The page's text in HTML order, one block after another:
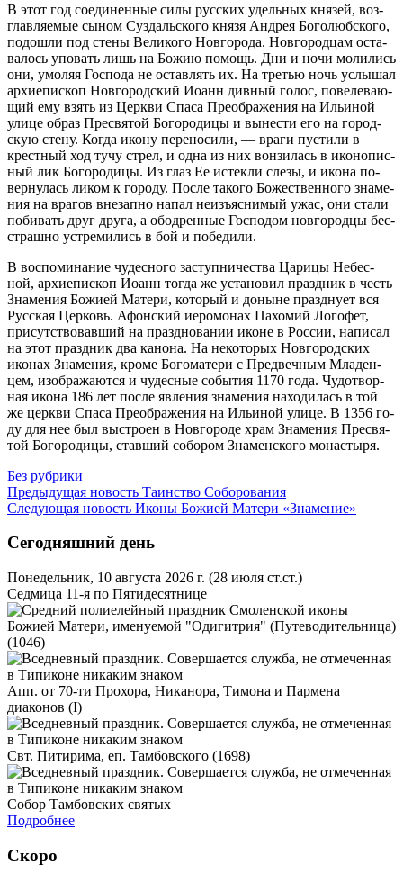
В этот год со­еди­нен­ные си­лы рус­ских удель­ных кня­зей, воз­
глав­ля­е­мые сы­ном Суз­даль­ско­го кня­зя Ан­дрея Бо­го­люб­ско­го,
по­до­шли под сте­ны Ве­ли­ко­го Нов­го­ро­да. Нов­го­род­цам оста­
ва­лось упо­вать лишь на Бо­жию по­мощь. Дни и но­чи мо­ли­лись
они, умо­ляя Гос­по­да не остав­лять их. На тре­тью ночь услы­шал
ар­хи­епи­скоп Нов­го­род­ский Иоанн див­ный го­лос, по­веле­ва­ю­
щий ему взять из Церк­ви Спа­са Пре­об­ра­же­ния на Ильи­ной
ули­це об­раз Пре­свя­той Бо­го­ро­ди­цы и вы­не­сти его на го­род­
скую сте­ну. Ко­гда ико­ну пе­ре­но­си­ли, — вра­ги пу­сти­ли в
крест­ный ход ту­чу стрел, и од­на из них вон­зи­лась в ико­но­пис­
ный лик Бо­го­ро­ди­цы. Из глаз Ее ис­тек­ли сле­зы, и ико­на по­
вер­ну­лась ли­ком к го­ро­ду. По­сле та­ко­го Бо­же­ствен­но­го зна­ме­
ния на вра­гов вне­зап­но на­пал неизъ­яс­ни­мый ужас, они ста­ли
по­би­вать друг дру­га, а обод­рен­ные Гос­по­дом нов­го­род­цы бес­
страш­но устре­ми­лись в бой и по­бе­ди­ли.
В вос­по­ми­на­ние чу­дес­но­го за­ступ­ни­че­ства Ца­ри­цы Небес­
ной, ар­хи­епи­скоп Иоанн то­гда же уста­но­вил празд­ник в честь
Зна­ме­ния Бо­жи­ей Ма­те­ри, ко­то­рый и до­ныне празд­ну­ет вся
Рус­ская Цер­ковь. Афон­ский иеро­мо­нах Па­хо­мий Ло­го­фет,
при­сут­ство­вав­ший на празд­но­ва­нии иконе в Рос­сии, на­пи­сал
на этот празд­ник два ка­но­на. На неко­то­рых Нов­го­род­ских
ико­нах Зна­ме­ния, кро­ме Бо­го­ма­те­ри с Пред­веч­ным Мла­ден­
цем, изо­бра­жа­ют­ся и чу­дес­ные со­бы­тия 1170 го­да. Чу­до­твор­
ная ико­на 186 лет по­сле яв­ле­ния зна­ме­ния на­хо­ди­лась в той
же церк­ви Спа­са Пре­об­ра­же­ния на Ильи­ной ули­це. В 1356 го­
ду для нее был вы­стро­ен в Нов­го­ро­де храм Зна­ме­ния Пре­свя­
той Бо­го­ро­ди­цы, став­ший со­бо­ром Зна­мен­ско­го мо­на­сты­ря.
Без рубрики
Предыдущая новость Таинство Соборования
Следующая новость Иконы Божией Матери «Знамение»
Сегодняшний день
Понедельник, 10 августа 2026 г. (28 июля ст.ст.)
Седмица 11-я по Пятидесятнице
Смоленской иконы
Божией Матери, именуемой "Одигитрия" (Путеводительница)
(1046)
Апп. от 70-ти Прохора, Никанора, Тимона и Пармена
диаконов (I)
Свт. Питирима, еп. Тамбовского (1698)
Собор Тамбовских святых
Подробнее
Скоро